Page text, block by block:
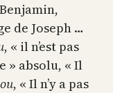
de Joseph …
, « il n’est pas
» absolu, « Il
, « Il n’y a pas